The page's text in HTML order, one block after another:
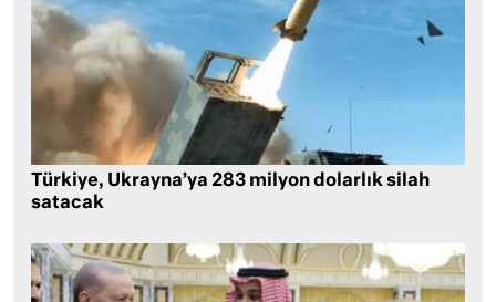
Türkiye, Ukrayna’ya 283 milyon dolarlık silah
satacak